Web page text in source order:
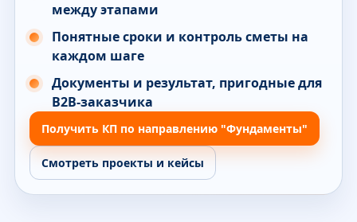
между этапами
Понятные сроки и контроль сметы на
каждом шаге
Документы и результат, пригодные для
B2B-заказчика
Получить КП по направлению "Фундаменты"
Смотреть проекты и кейсы